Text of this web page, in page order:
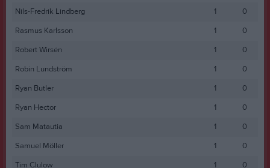
Nils-Fredrik Lindberg
1
0
Rasmus Karlsson
1
0
Robert Wirsén
1
0
Robin Lundström
1
0
Ryan Butler
1
0
Ryan Hector
1
0
Sam Matautia
1
0
Samuel Möller
1
0
Tim Clulow
1 0